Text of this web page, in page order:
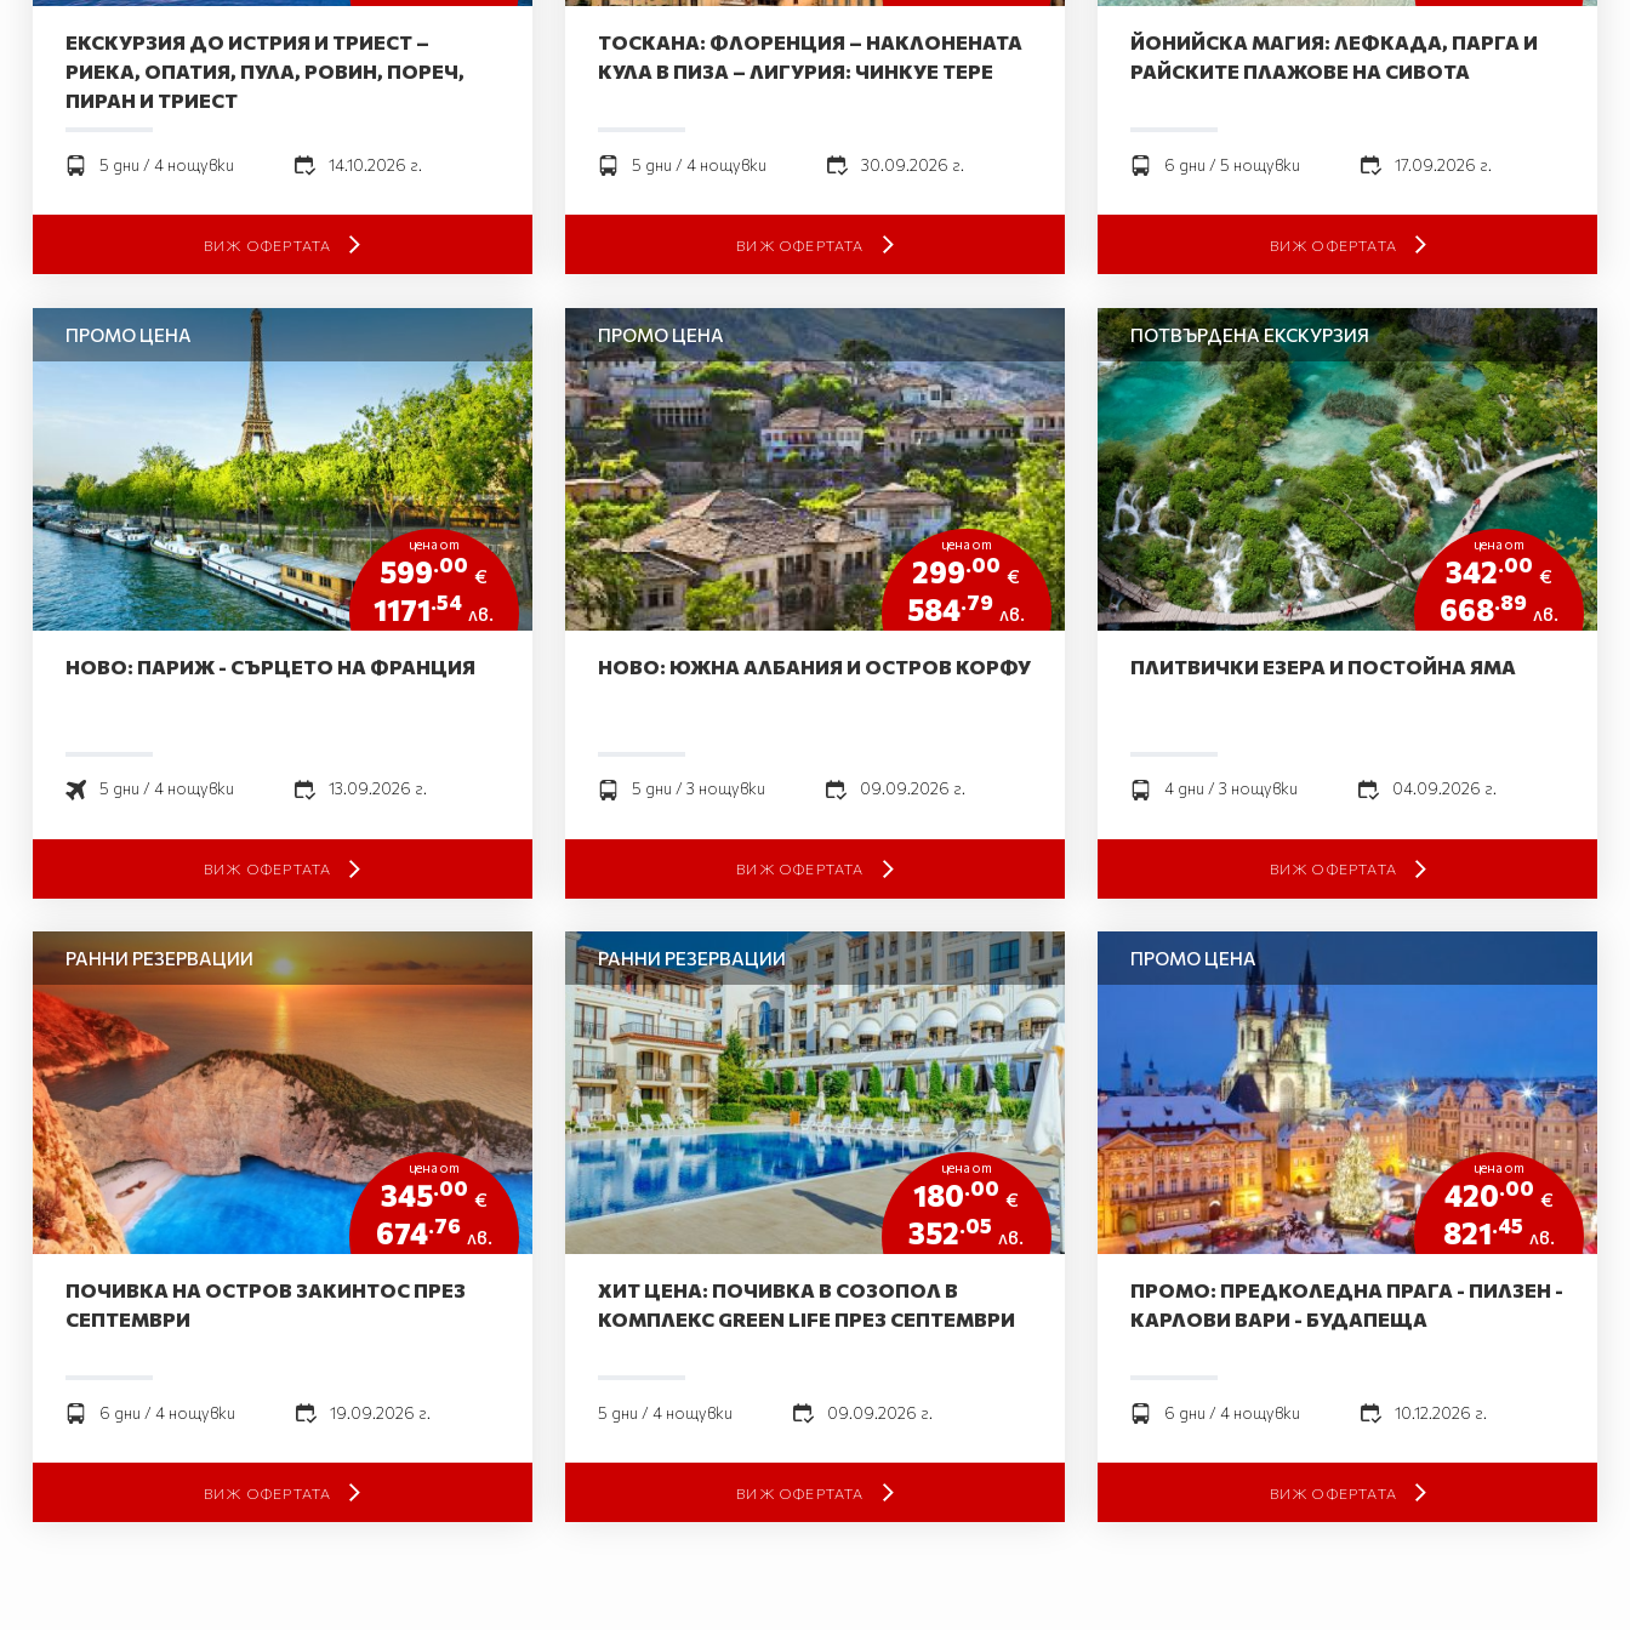
ЕКСКУРЗИЯ ДО ИСТРИЯ И ТРИЕСТ –
РИЕКА, ОПАТИЯ, ПУЛА, РОВИН, ПОРЕЧ,
ПИРАН И ТРИЕСТ
5 дни / 4 нощувки 14.10.2026 г.
ВИЖ ОФЕРТАТА
ТОСКАНА: ФЛОРЕНЦИЯ – НАКЛОНЕНАТА
КУЛА В ПИЗА – ЛИГУРИЯ: ЧИНКУЕ TЕРЕ
5 дни / 4 нощувки 30.09.2026 г.
ВИЖ ОФЕРТАТА
ЙОНИЙСКА МАГИЯ: ЛЕФКАДА, ПАРГА И
РАЙСКИТЕ ПЛАЖОВЕ НА СИВОТА
6 дни / 5 нощувки 17.09.2026 г.
ВИЖ ОФЕРТАТА
ПРОМО ЦЕНА
цена от
599.00 €
1171.54 лв.
НОВО: ПАРИЖ - СЪРЦЕТО НА ФРАНЦИЯ
5 дни / 4 нощувки 13.09.2026 г.
ВИЖ ОФЕРТАТА
ПРОМО ЦЕНА
цена от
299.00 €
584.79 лв.
НОВО: ЮЖНА АЛБАНИЯ И ОСТРОВ КОРФУ
5 дни / 3 нощувки 09.09.2026 г.
ВИЖ ОФЕРТАТА
ПОТВЪРДЕНА ЕКСКУРЗИЯ
цена от
342.00 €
668.89 лв.
ПЛИТВИЧКИ ЕЗЕРА И ПОСТОЙНА ЯМА
4 дни / 3 нощувки 04.09.2026 г.
ВИЖ ОФЕРТАТА
РАННИ РЕЗЕРВАЦИИ
цена от
345.00 €
674.76 лв.
ПОЧИВКА НА ОСТРОВ ЗАКИНТОС ПРЕЗ
СЕПТЕМВРИ
6 дни / 4 нощувки 19.09.2026 г.
ВИЖ ОФЕРТАТА
РАННИ РЕЗЕРВАЦИИ
цена от
180.00 €
352.05 лв.
ХИТ ЦЕНА: ПОЧИВКА В СОЗОПОЛ В
КОМПЛЕКС GREEN LIFE ПРЕЗ СЕПТЕМВРИ
5 дни / 4 нощувки 09.09.2026 г.
ВИЖ ОФЕРТАТА
ПРОМО ЦЕНА
цена от
420.00 €
821.45 лв.
ПРОМО: ПРЕДКОЛЕДНА ПРАГА - ПИЛЗЕН -
КАРЛОВИ ВАРИ - БУДАПЕЩА
6 дни / 4 нощувки 10.12.2026 г.
ВИЖ ОФЕРТАТА